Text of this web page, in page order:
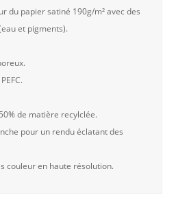
du papier satiné 190g/m² avec des
et pigments).
de matière recylclée.
pour un rendu éclatant des
couleur en haute résolution.